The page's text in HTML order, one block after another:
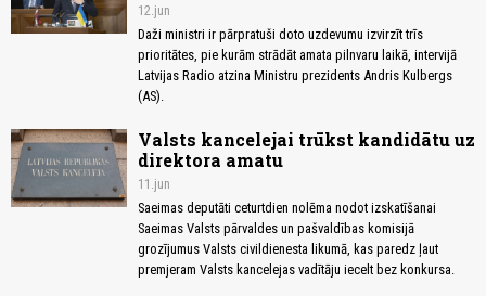
12.jun
Daži ministri ir pārpratuši doto uzdevumu izvirzīt trīs
prioritātes, pie kurām strādāt amata pilnvaru laikā, intervijā
Latvijas Radio atzina Ministru prezidents Andris Kulbergs
(AS).
Valsts kancelejai trūkst kandidātu uz
direktora amatu
11.jun
Saeimas deputāti ceturtdien nolēma nodot izskatīšanai
Saeimas Valsts pārvaldes un pašvaldības komisijā
grozījumus Valsts civildienesta likumā, kas paredz ļaut
premjeram Valsts kancelejas vadītāju iecelt bez konkursa.